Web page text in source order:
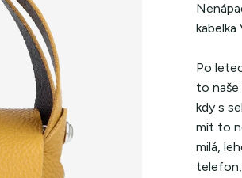
kabelka
Po
to naše
kdy s
mít to
milá,
telefon,